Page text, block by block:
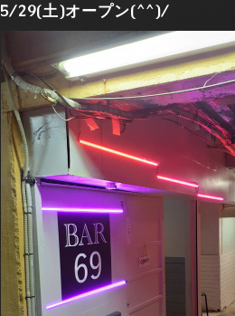
5/29(土)オープン(^^)/